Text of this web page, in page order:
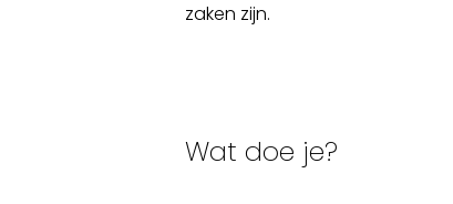
zaken zijn.
Wat doe je?